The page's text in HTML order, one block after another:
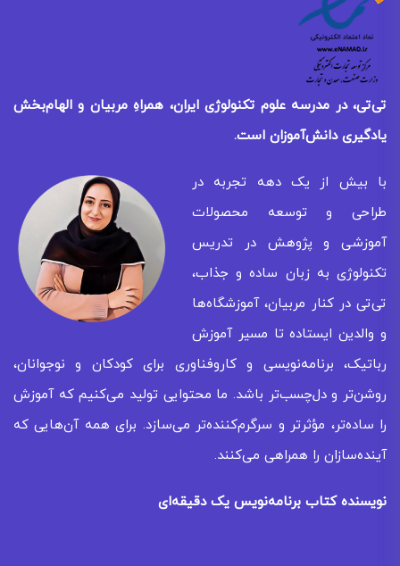
تی‌تی، در مدرسه علوم تکنولوژی ایران، همراهِ مربیان و الهام‌بخش
یادگیریدانش‌آموزان است.
با بیش از یک دهه تجربه در
طراحی و توسعه محصولات
آموزشی و پژوهش در تدریس
تکنولوژی به زبان ساده و جذاب،
تی‌تی در کنار مربیان، آموزشگاه‌ها
و والدین ایستاده تا مسیر آموزش
رباتیک، برنامه‌نویسی و کاروفناوری برای کودکان و نوجوانان،
روشن‌تر و دل‌چسب‌تر باشد. ما محتوایی تولید می‌کنیم که آموزش
را ساده‌تر، مؤثرتر و سرگرم‌کننده‌تر می‌سازد. برای همه‌ آن‌هایی که
آینده‌سازان را همراهی می‌کنند.
نویسنده کتاب برنامه‌نویس یک دقیقه‌ای